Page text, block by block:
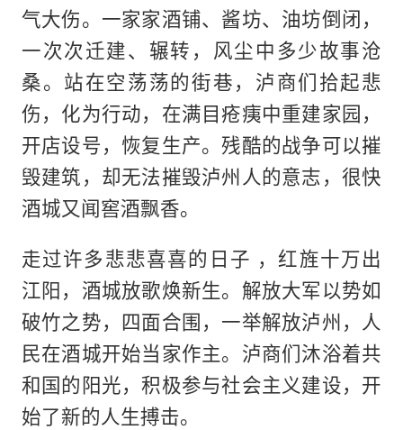
气大伤。一家家酒铺、酱坊、油坊倒闭，
一次次迁建、辗转，风尘中多少故事沧
桑。站在空荡荡的街巷，泸商们拾起悲
伤，化为行动，在满目疮痍中重建家园，
开店设号，恢复生产。残酷的战争可以摧
毁建筑，却无法摧毁泸州人的意志，很快
酒城又闻窖酒飘香。
走过许多悲悲喜喜的日子 ，红旌十万出
江阳，酒城放歌焕新生。解放大军以势如
破竹之势，四面合围，一举解放泸州，人
民在酒城开始当家作主。泸商们沐浴着共
和国的阳光，积极参与社会主义建设，开
始了新的人生搏击。